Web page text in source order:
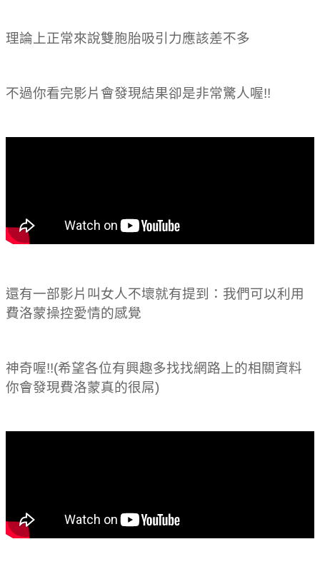
理論上正常來說雙胞胎吸引力應該差不多
不過你看完影片會發現結果卻是非常驚人喔!!
還有一部影片叫女人不壞就有提到：我們可以利用
費洛蒙操控愛情的感覺
神奇喔!!(希望各位有興趣多找找網路上的相關資料
你會發現費洛蒙真的很屌)